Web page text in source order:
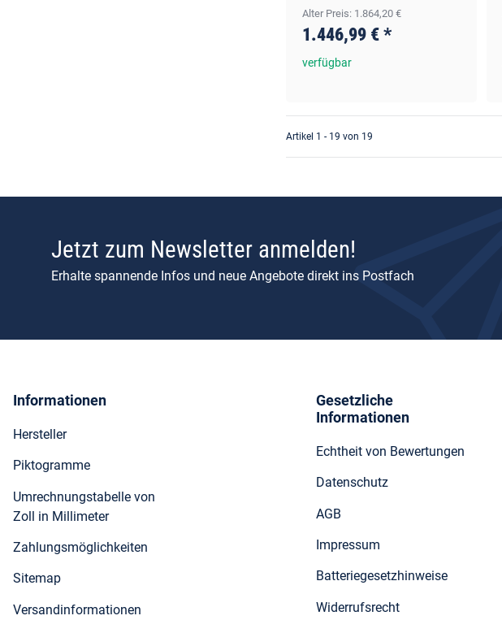
Alter Preis: 1.864,20 €
1.446,99 €*
verfügbar
Artikel 1 - 19 von 19
Jetzt zum Newsletter anmelden!
Erhalte spannende Infos und neue Angebote direkt ins Postfach
Informationen
Hersteller
Piktogramme
Umrechnungstabelle von
Zoll in Millimeter
Zahlungsmöglichkeiten
Sitemap
Versandinformationen
Gesetzliche
Informationen
Echtheit von Bewertungen
Datenschutz
AGB
Impressum
Batteriegesetzhinweise
Widerrufsrecht